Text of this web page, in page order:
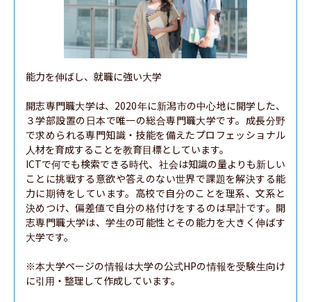
能力を伸ばし、就職に強い大学
開志専門職大学は、2020年に新潟市の中心地に開学した、
３学部設置の日本で唯一の総合専門職大学です。成長分野
で求められる専門知識・技能を備えたプロフェッショナル
人材を育成することを教育目標としています。
ICTで何でも検索できる時代、社会は知識の量よりも新しい
ことに挑戦する意欲や答えのない世界で課題を解決する能
力に期待をしています。高校で自分のことを理系、文系と
決めつけ、偏差値で自分の格付けをするのは早計です。開
志専門職大学は、学生の可能性とその能力を大きく伸ばす
大学です。
※本大学ページの情報は大学の公式HPの情報を受験生向け
に引用・整理して作成しています。